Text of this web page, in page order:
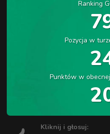
Ranking
Pozycja w
Punktów w
Kliknij i głosuj: